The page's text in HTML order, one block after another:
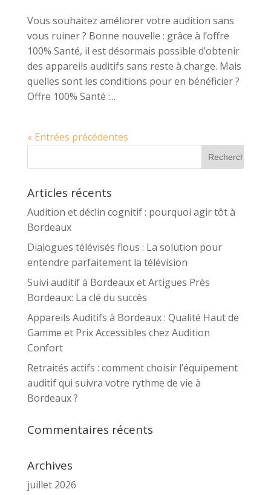
Vous souhaitez améliorer votre audition sans
vous ruiner ? Bonne nouvelle : grâce à l’offre
100% Santé, il est désormais possible d’obtenir
des appareils auditifs sans reste à charge. Mais
quelles sont les conditions pour en bénéficier ?
Offre 100% Santé :...
« Entrées précédentes
Articles récents
Audition et déclin cognitif : pourquoi agir tôt à
Bordeaux
Dialogues télévisés flous : La solution pour
entendre parfaitement la télévision
Suivi auditif à Bordeaux et Artigues Près
Bordeaux: La clé du succès
Appareils Auditifs à Bordeaux : Qualité Haut de
Gamme et Prix Accessibles chez Audition
Confort
Retraités actifs : comment choisir l’équipement
auditif qui suivra votre rythme de vie à
Bordeaux ?
Commentaires récents
Archives
juillet 2026